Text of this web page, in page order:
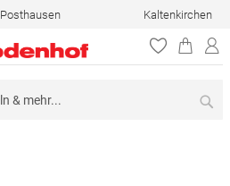
Posthausen Kaltenkirchen